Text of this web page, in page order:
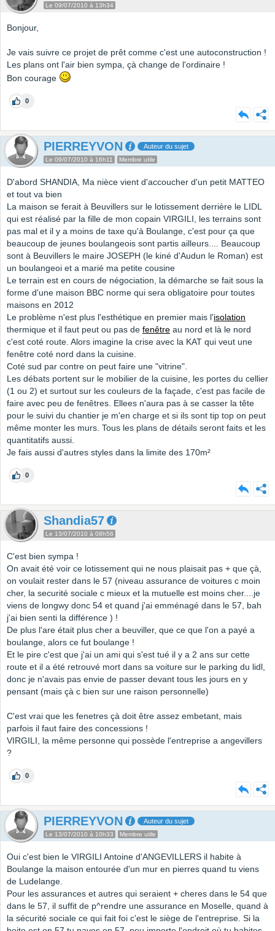
Le 09/07/2010 à 13h34
Bonjour,
Je vais suivre ce projet de prêt comme c'est une autoconstruction !
Les plans ont l'air bien sympa, çà change de l'ordinaire !
Bon courage
0
PIERREYVON Auteur du sujet
Le 09/07/2010 à 16h11 Membre utile
D'abord SHANDIA, Ma nièce vient d'accoucher d'un petit MATTEO
et tout va bien
La maison se ferait à Beuvillers sur le lotissement derrière le LIDL
qui est réalisé par la fille de mon copain VIRGILI, les terrains sont
pas mal et il y a moins de taxe qu'à Boulange, c'est pour ça que
beaucoup de jeunes boulangeois sont partis ailleurs.... Beaucoup
sont à Beuvillers le maire JOSEPH (le kiné d'Audun le Roman) est
un boulangeoi et a marié ma petite cousine
Le terrain est en cours de négociation, la démarche se fait sous la
forme d'une maison BBC norme qui sera obligatoire pour toutes
maisons en 2012
Le problème n'est plus l'esthétique en premier mais l'isolation
thermique et il faut peut ou pas de fenêtre au nord et là le nord
c'est coté route. Alors imagine la crise avec la KAT qui veut une
fenêtre coté nord dans la cuisine.
Coté sud par contre on peut faire une "vitrine".
Les débats portent sur le mobilier de la cuisine, les portes du cellier
(1 ou 2) et surtout sur les couleurs de la façade, c'est pas facile de
faire avec peu de fenêtres. Ellees n'aura pas à se casser la tête
pour le suivi du chantier je m'en charge et si ils sont tip top on peut
même monter les murs. Tous les plans de détails seront faits et les
quantitatifs aussi.
Je fais aussi d'autres styles dans la limite des 170m²
0
Shandia57
Le 13/07/2010 à 08h56
C'est bien sympa !
On avait été voir ce lotissement qui ne nous plaisait pas + que çà,
on voulait rester dans le 57 (niveau assurance de voitures c moin
cher, la securité sociale c mieux et la mutuelle est moins cher....je
viens de longwy donc 54 et quand j'ai emménagé dans le 57, bah
j'ai bien senti la différence ) !
De plus l'are était plus cher a beuviller, que ce que l'on a payé a
boulange, alors ce fut boulange !
Et le pire c'est que j'ai un ami qui s'est tué il y a 2 ans sur cette
route et il a été retrouvé mort dans sa voiture sur le parking du lidl,
donc je n'avais pas envie de passer devant tous les jours en y
pensant (mais çà c bien sur une raison personnelle)
C'est vrai que les fenetres çà doit être assez embetant, mais
parfois il faut faire des concessions !
VIRGILI, la même personne qui possède l'entreprise a angevillers
?
0
PIERREYVON Auteur du sujet
Le 13/07/2010 à 10h33 Membre utile
Oui c'est bien le VIRGILI Antoine d'ANGEVILLERS il habite à
Boulange la maison entourée d'un mur en pierres quand tu viens
de Ludelange.
Pour les assurances et autres qui seraient + cheres dans le 54 que
dans le 57, il suffit de p^rendre une assurance en Moselle, quand à
la sécurité sociale ce qui fait foi c'est le siège de l'entreprise. Si la